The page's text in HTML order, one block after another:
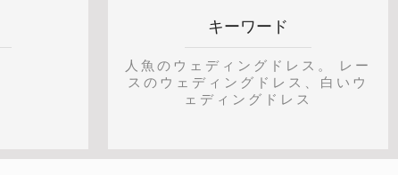
キーワード
人魚のウェディングドレス。 レー
スのウェディングドレス、白いウ
ェディングドレス